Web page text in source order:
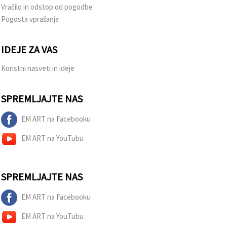
Vračilo in odstop od pogodbe
Pogosta vprašanja
IDEJE ZA VAS
Koristni nasveti in ideje
SPREMLJAJTE NAS
EM ART na Facebooku
EM ART na YouTubu
SPREMLJAJTE NAS
EM ART na Facebooku
EM ART na YouTubu